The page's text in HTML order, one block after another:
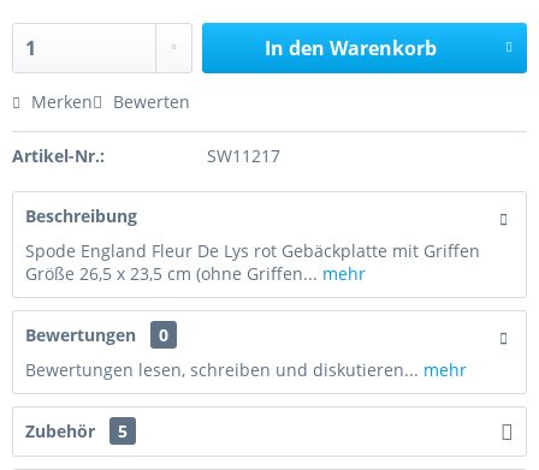
In den Warenkorb
Merken Bewerten
Artikel-Nr.: SW11217
Beschreibung
Spode England Fleur De Lys rot Gebäckplatte mit Griffen
Größe 26,5 x 23,5 cm (ohne Griffen... mehr
Bewertungen
0
Bewertungen lesen, schreiben und diskutieren... mehr
Zubehör 5